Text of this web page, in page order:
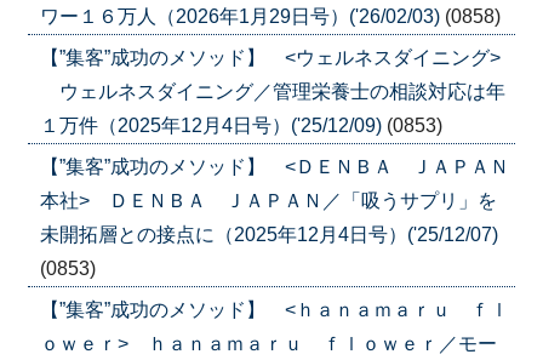
ワー１６万人（2026年1月29日号）('26/02/03) (0858)
【”集客”成功のメソッド】 <ウェルネスダイニング>
ウェルネスダイニング／管理栄養士の相談対応は年
１万件（2025年12月4日号）('25/12/09) (0853)
【”集客”成功のメソッド】 <ＤＥＮＢＡ ＪＡＰＡＮ
本社> ＤＥＮＢＡ ＪＡＰＡＮ／「吸うサプリ」を
未開拓層との接点に（2025年12月4日号）('25/12/07)
(0853)
【”集客”成功のメソッド】 <ｈａｎａｍａｒｕ ｆｌ
ｏｗｅｒ> ｈａｎａｍａｒｕ ｆｌｏｗｅｒ／モー